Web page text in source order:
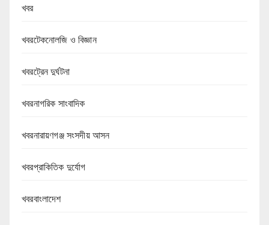
খবর
খবরটেকনোলজি ও বিজ্ঞান
খবরট্রেন দুর্ঘটনা
খবরনাগরিক সাংবাদিক
খবরনারায়ণগঞ্জ সংসদীয় আসন
খবরপ্রাকিতিক দুর্যোগ
খবরবাংলাদেশ